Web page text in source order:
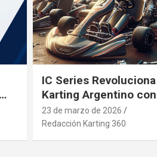
IC Series
Karting Argentino con
Motores
23 de marzo de 2026
Redacción Karting 360